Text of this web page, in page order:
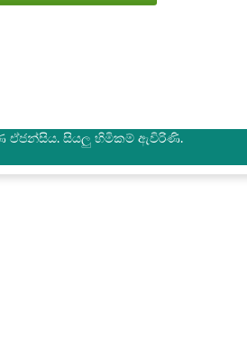
ඒජන්සිය. සියලු හිමිකම් ඇවිරිණි.